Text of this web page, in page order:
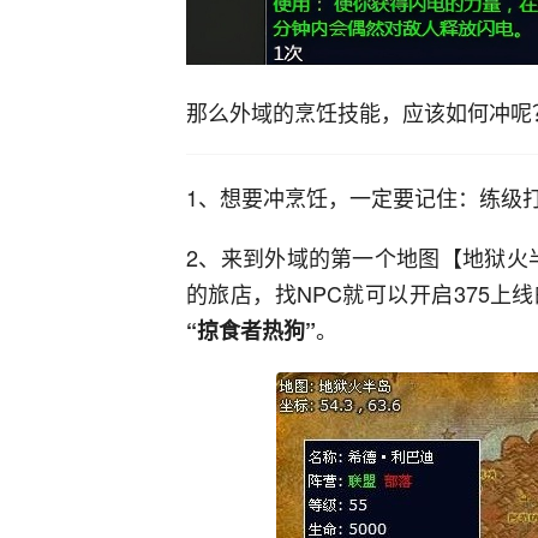
那么外域的烹饪技能，应该如何冲呢
1、想要冲烹饪，一定要记住：练级
2、来到外域的第一个地图【地狱火
的旅店，找NPC就可以开启375上
“掠食者热狗”。